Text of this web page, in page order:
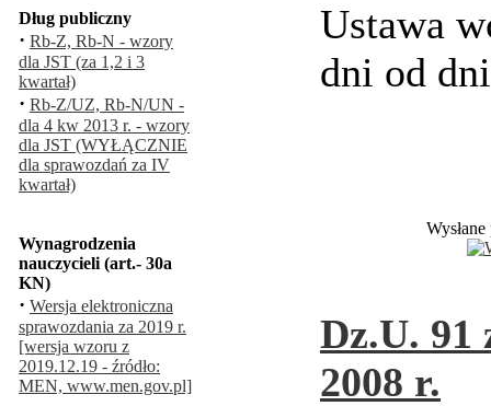
Dług publiczny
· Rb-Z, Rb-N - wzory
dla JST (za 1,2 i 3
kwartał)
· Rb-Z/UZ, Rb-N/UN -
dla 4 kw 2013 r. - wzory
dla JST (WYŁĄCZNIE
dla sprawozdań za IV
kwartał)
Wynagrodzenia
nauczycieli (art.- 30a
KN)
· Wersja elektroniczna
sprawozdania za 2019 r.
[wersja wzoru z
2019.12.19 - źródło:
MEN, www.men.gov.pl]
Ustawa
dni od
Dz.U. 91
2008 r.